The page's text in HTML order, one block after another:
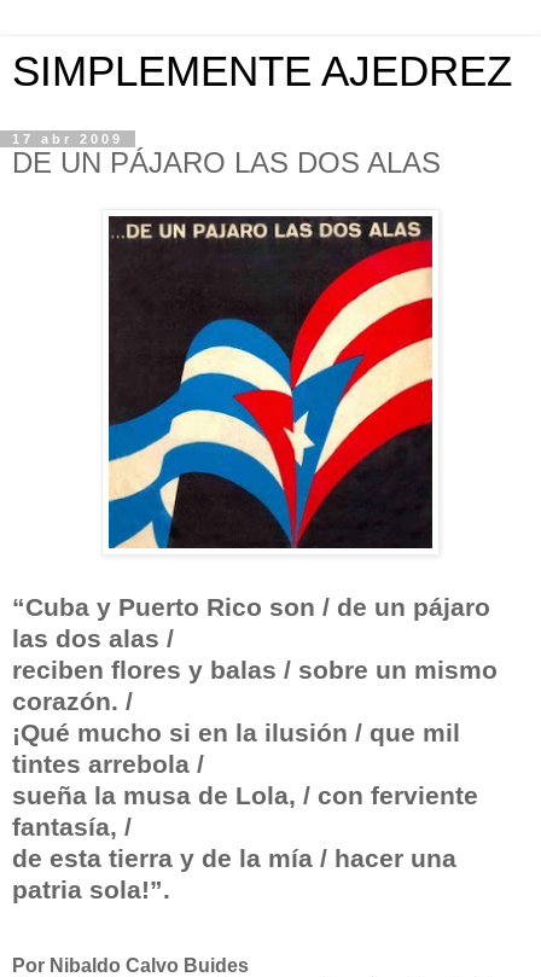
SIMPLEMENTE AJEDREZ
17 abr 2009
DE UN PÁJARO LAS DOS ALAS
“Cuba y Puerto Rico son / de un pájaro
las dos alas /
reciben flores y balas / sobre un mismo
corazón. /
¡Qué mucho si en la ilusión / que mil
tintes arrebola /
sueña la musa de Lola, / con ferviente
fantasía, /
de esta tierra y de la mía / hacer una
patria sola!”.
Por Nibaldo Calvo Buides